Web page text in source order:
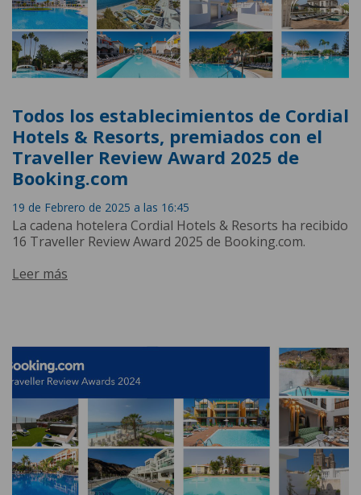
Todos los establecimientos de Cordial
Hotels & Resorts, premiados con el
Traveller Review Award 2025 de
Booking.com
19 de Febrero de 2025 a las 16:45
La cadena hotelera Cordial Hotels & Resorts ha recibido
16 Traveller Review Award 2025 de Booking.com.
Leer más